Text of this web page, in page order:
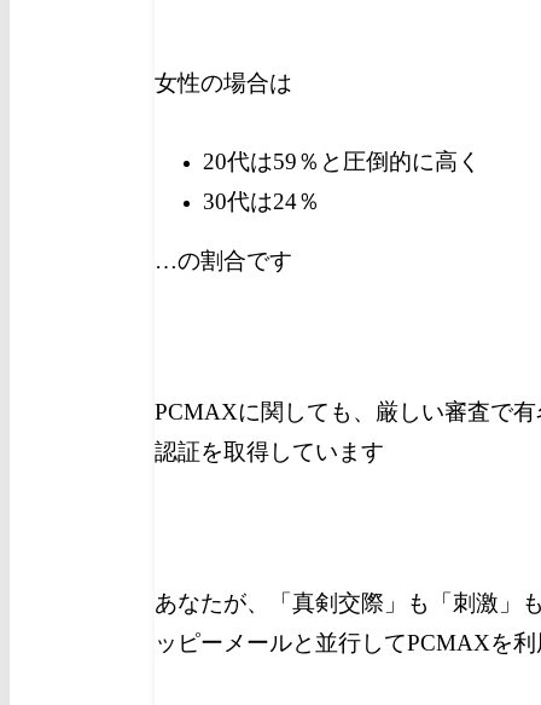
女性の場合は
20代は59％と圧倒的に高く
30代は24％
…の割合です
PCMAXに関しても、厳しい審査で
認証を取得しています
あなたが、「真剣交際」も「刺激」
ッピーメールと並行してPCMAXを